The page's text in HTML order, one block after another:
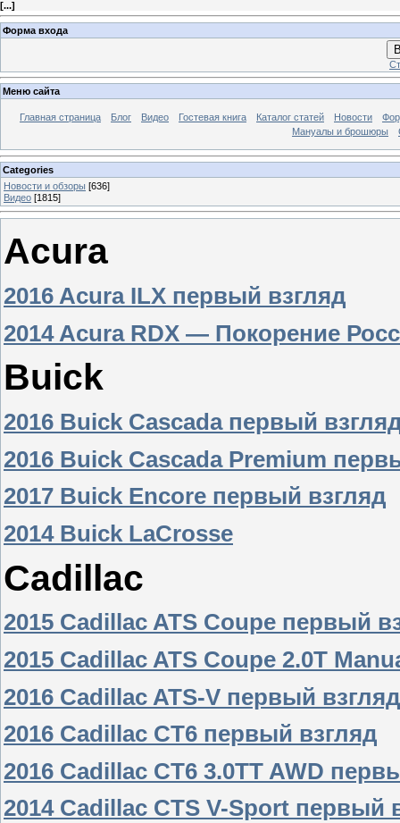
[...]
Форма входа
Меню сайта
Главная страница Блог Видео Гостевая книга Каталог статей Новости
Мануалы и брошюры
Categories
Новости и обзоры [636]
Видео [1815]
Acura
2016 Acura ILX первый взгляд
2014 Acura RDX — Покорение
Buick
2016 Buick Cascada первый
2016 Buick Cascada Premium
2017 Buick Encore первый взгляд
2014 Buick LaCrosse
Cadillac
2015 Cadillac ATS Coupe первый
2015 Cadillac ATS Coupe 2.0T
2016 Cadillac ATS-V первый взгляд
2016 Cadillac CT6 первый взгляд
2016 Cadillac CT6 3.0TT AWD
2014 Cadillac CTS V-Sport первый